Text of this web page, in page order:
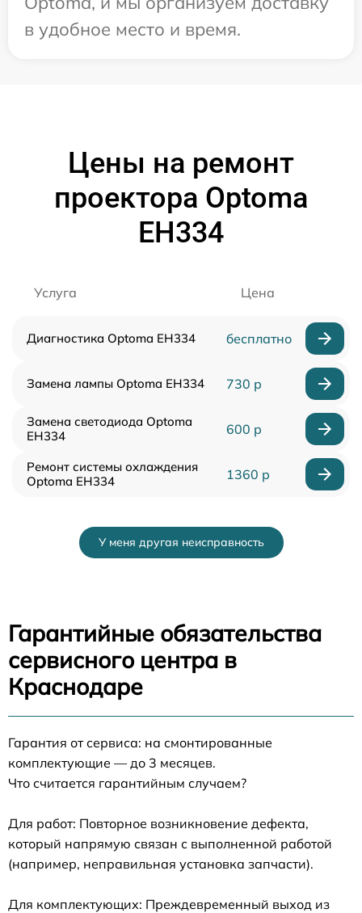
в удобное место и время.
Цены на ремонт
проектора Optoma
EH334
Услуга Цена
Диагностика Optoma EH334 бесплатно
Замена лампы Optoma EH334 730 р
Замена светодиода Optoma
EH334
600 р
Ремонт системы охлаждения
Optoma EH334
1360 р
У меня другая неисправность
Гарантийные обязательства
сервисного центра в
Краснодаре
Гарантия от сервиса: на смонтированные
комплектующие — до 3 месяцев.
Что считается гарантийным случаем?
Для работ: Повторное возникновение дефекта,
который напрямую связан с выполненной работой
(например, неправильная установка запчасти).
Для комплектующих: Преждевременный выход из